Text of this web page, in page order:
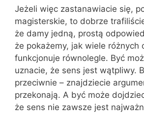
Jeżeli więc zastanawiacie się,
magisterskie, to dobrze
że damy jedną, prostą
że pokażemy, jak wiele różnych
funkcjonuje równolegle. Być
uznacie, że sens jest wątpliwy.
przeciwnie – znajdziecie
przekonają. A być może
że sens nie zawsze jest